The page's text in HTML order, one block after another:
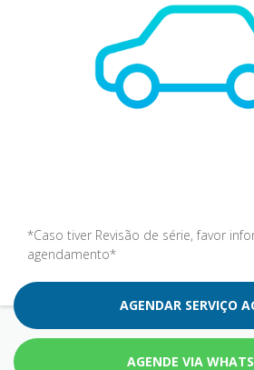
*Caso tiver Revisão de série, favor
agendamento*
AGENDAR SERVIÇO
AGENDE VIA